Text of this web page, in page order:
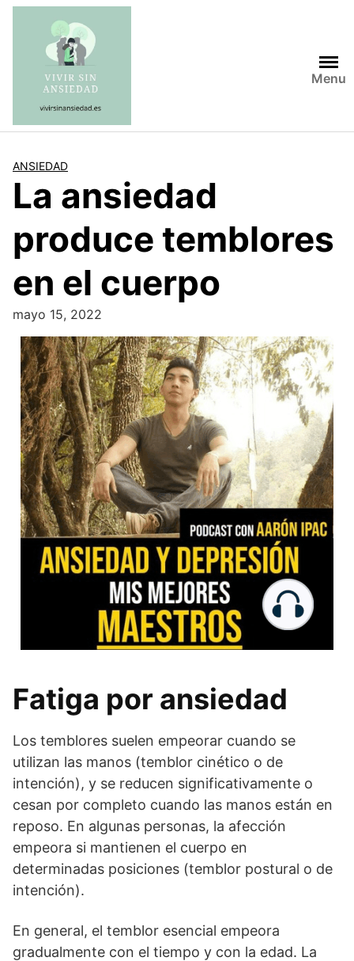
Saltar
contenido
Menu
ANSIEDAD
La ansiedad
produce temblores
en el cuerpo
mayo 15, 2022
Fatiga por ansiedad
Los temblores suelen empeorar cuando se
utilizan las manos (temblor cinético o de
intención), y se reducen significativamente o
cesan por completo cuando las manos están en
reposo. En algunas personas, la afección
empeora si mantienen el cuerpo en
determinadas posiciones (temblor postural o de
intención).
En general, el temblor esencial empeora
gradualmente con el tiempo y con la edad. La